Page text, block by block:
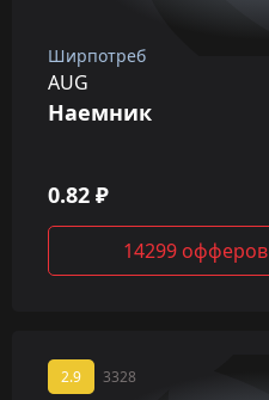
Ширпотреб
AUG
Наемник
0.82 ₽
14299 офферов
2.9 3328